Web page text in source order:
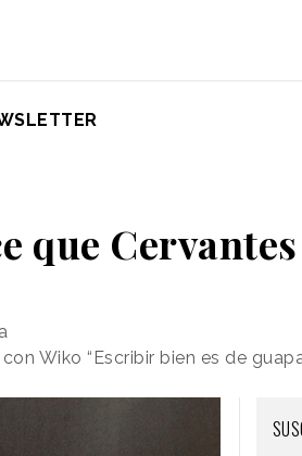
que
Wiko “Escribir bien es de